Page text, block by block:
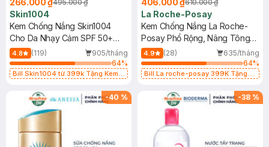
266.000 ₫495.000 ₫
Skin1004
Kem Chống Nắng Skin1004
Cho Da Nhạy Cảm SPF 50+
50ml
4.8 (119)
905/tháng
64%
Bill Skin1004 từ 399k Tặng Kem
SPF 50+ 20ml (SL Có Hạn)
406.000 ₫610.000 ₫
La Roche-Posay
Kem Chống Nắng La Roche-
Posay Phổ Rộng, Nâng Tông
Kiềm Dầu 50ml
4.9 (28)
635/tháng
64%
Bill La roche-posay 399K Tặng
(SL có hạn)
-40 % -38 %